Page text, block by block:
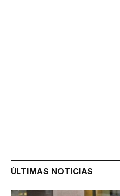
ÚLTIMAS NOTICIAS